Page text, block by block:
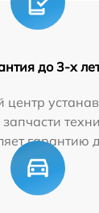
до 3-х
центр
гарантию